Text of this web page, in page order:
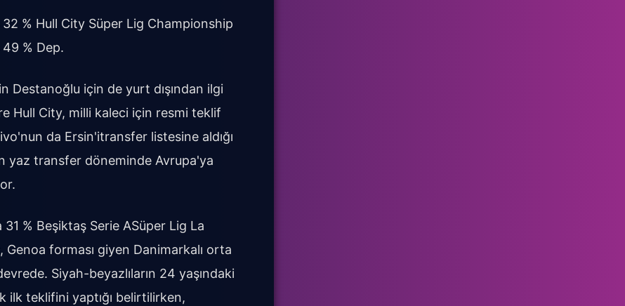
% Hull City Süper Lig Championship
% Dep.
Destanoğlu için de yurt dışından ilgi
Hull City, milli kaleci için resmi teklif
da Ersin'itransfer listesine aldığı
yaz transfer döneminde Avrupa'ya
% Beşiktaş Serie ASüper Lig La
forması giyen Danimarkalı orta
Siyah-beyazlıların 24 yaşındaki
ilk teklifini yaptığı belirtilirken,